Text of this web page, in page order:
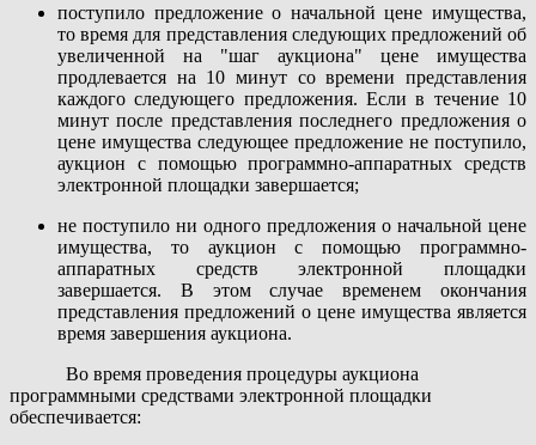
поступило предложение о начальной цене имущества,
то время для представления следующих предложений об
увеличенной на "шаг аукциона" цене имущества
продлевается на 10 минут со времени представления
каждого следующего предложения. Если в течение 10
минут после представления последнего предложения о
цене имущества следующее предложение не поступило,
аукцион с помощью программно-аппаратных средств
электронной площадки завершается;
не поступило ни одного предложения о начальной цене
имущества, то аукцион с помощью программно-
аппаратных средств электронной площадки
завершается. В этом случае временем окончания
представления предложений о цене имущества является
время завершения аукциона.
Во время проведения процедуры аукциона
программными средствами электронной площадки
обеспечивается: